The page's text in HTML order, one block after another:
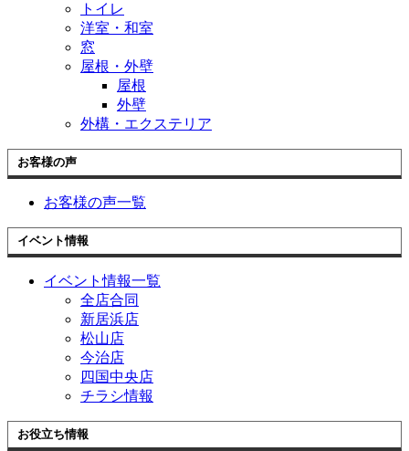
トイレ
洋室・和室
窓
屋根・外壁
屋根
外壁
外構・エクステリア
お客様の声
お客様の声一覧
イベント情報
イベント情報一覧
全店合同
新居浜店
松山店
今治店
四国中央店
チラシ情報
お役立ち情報